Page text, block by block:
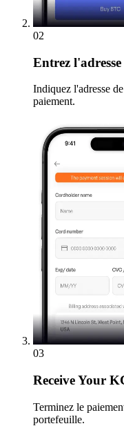
02
Entrez
Indiquez l'adresse
paiement.
03
ReceiveYour
Terminez le
portefeuille.